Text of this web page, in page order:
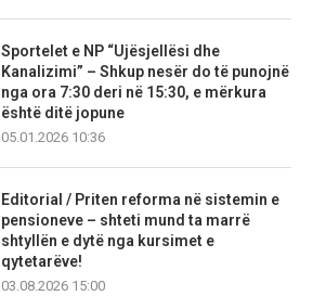
Sportelet e NP “Ujësjellësi dhe
Kanalizimi” – Shkup nesër do të punojnë
nga ora 7:30 deri në 15:30, e mërkura
është ditë jopune
05.01.2026 10:36
Editorial / Priten reforma në sistemin e
pensioneve – shteti mund ta marrë
shtyllën e dytë nga kursimet e
qytetarëve!
03.08.2026 15:00